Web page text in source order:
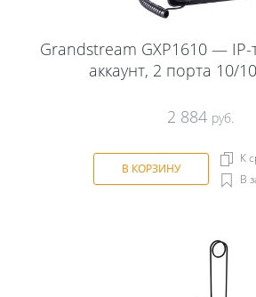
Grandstream GXP1610 — IP-
аккаунт, 2 порта 10/
2 884 руб.
В КОРЗИНУ
К
В